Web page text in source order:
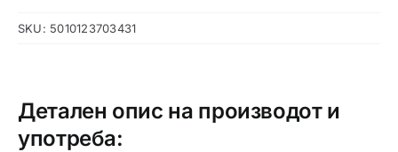
Brust
SKU: 5010123703431
Детален опис на производот и
употреба: